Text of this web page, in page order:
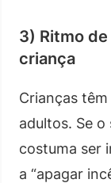
3) Ritmo
criança
Crianças
adultos. Se
costuma ser
a “apagar